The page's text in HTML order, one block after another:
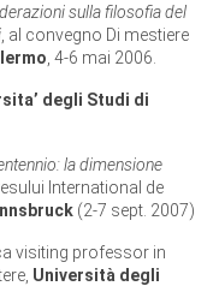
sulla filosofia del
, al convegno Di mestiere
, 4-6 mai 2006.
degli Studi di
la dimensione
International de
Innsbruck (2-7 sept. 2007)
ca visiting professor in
Università degli